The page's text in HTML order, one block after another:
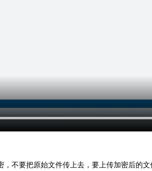
不要把原始文件传上去，要上传加密后的